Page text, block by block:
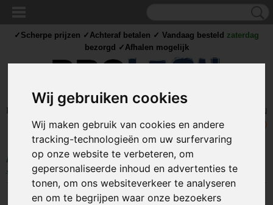
Wij gebruiken cookies
Wij maken gebruik van cookies en andere
tracking-technologieën om uw surfervaring
op onze website te verbeteren, om
gepersonaliseerde inhoud en advertenties te
tonen, om ons websiteverkeer te analyseren
en om te begrijpen waar onze bezoekers
Inloggen Registreren
UW WINKELWAGEN
Geen producten
(0)
Home >STROOM >Stekkers >Stopcontacten> Trio stopcontact - Met 3
schakelaars - 230V
✓Scherpe prijzen ✓Achteraf betalen ✓ Vandaag besteld zaterdag
bezorgd ✓Afhalen mogelijk